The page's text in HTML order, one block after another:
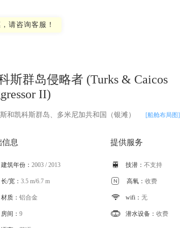
请咨询客服！
斯群岛侵略者 (Turks & Caicos
II)
和凯科斯群岛、多米尼加共和国（银滩） [船舱布局图]
息
建筑年份： 2003 / 2013
长/宽： 3.5 m/6.7 m
材质： 铝合金
房间： 9
提供服务
 技潜： 不支持
 高氧： 收费
 wifi： 无
 潜水设备： 收费